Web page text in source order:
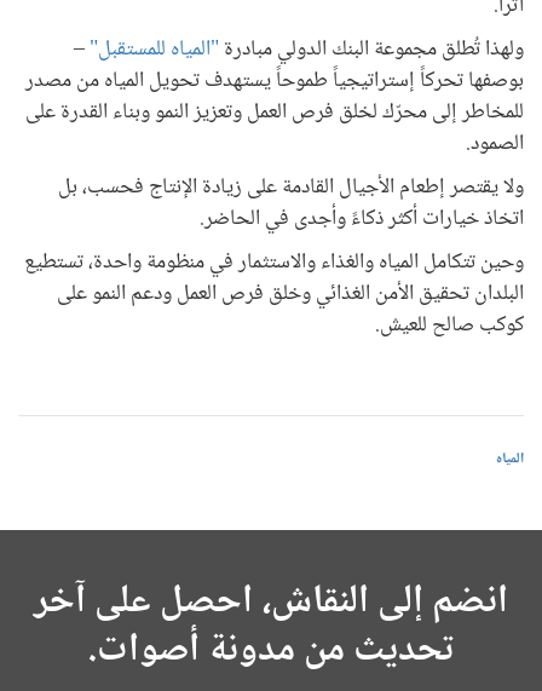
ولهذا تُطلق مجموعة البنك الدولي مبادرة"المياه للمستقبل"–
بوصفها تحركاً إستراتيجياً طموحاً يستهدف تحويل المياه من مصدر
للمخاطر إلى محرّك لخلق فرص العمل وتعزيز النمو وبناء القدرة على
الصمود.
ولا يقتصر إطعام الأجيال القادمة على زيادة الإنتاج فحسب، بل
اتخاذ خيارات أكثر ذكاءً وأجدى في الحاضر.
وحين تتكامل المياه والغذاء والاستثمار في منظومة واحدة، تستطيع
البلدان تحقيق الأمن الغذائي وخلق فرص العمل ودعم النمو على
كوكب صالح للعيش.
المياه
انضم إلى النقاش، احصل على آخر
تحديث من مدونة أصوات.